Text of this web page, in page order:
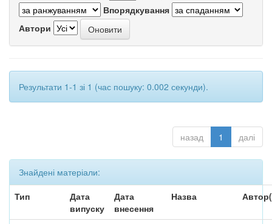
Впорядкування
Автори
Результати 1-1 зі 1 (час пошуку: 0.002 секунди).
назад 1 далі
Знайдені матеріали:
Тип
Дата
випуску
Дата
внесення
Назва